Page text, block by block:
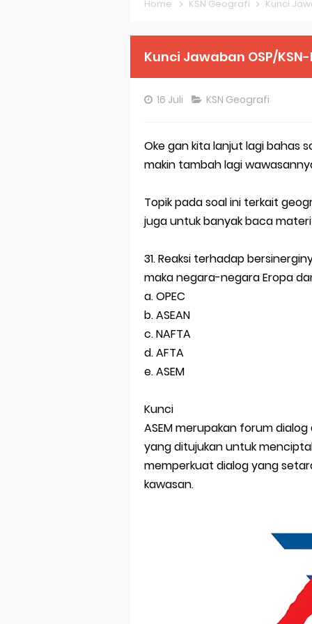
Pembahasan
Pembahasan
Pembahasan
Pembahasan
Bocoran 150
Bencana
Gratis, Pre
50 Latihan
STOP
3 Jurus Sakti
Menjadi
Home KSN Geografi Kunci
Kunci Jawaban OSP/
16 Juli KSN Geografi
Oke gan kita lanjut lagi bahas
makin tambah lagi
Topik pada soal ini terkait
juga untuk banyak baca
31. Reaksi terhadap
maka negara-negara Eropa
a. OPEC
b. ASEAN
c. NAFTA
d. AFTA
e. ASEM
Kunci
ASEM merupakan forum
yang ditujukan untuk
memperkuat dialog yang
kawasan.